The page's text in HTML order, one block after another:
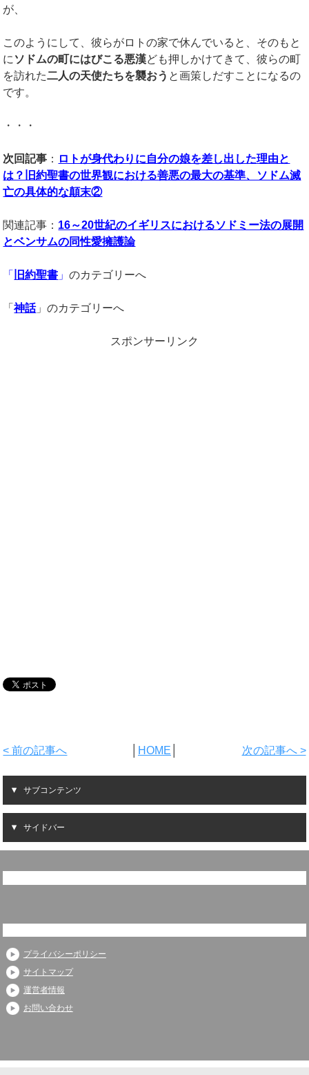
が、
このようにして、彼らがロトの家で休んでいると、そのもと
にソドムの町にはびこる悪漢ども押しかけてきて、彼らの町
を訪れた二人の天使たちを襲おう と画策しだすことになるの
です。
・・・
次回記事 ： ロトが身代わりに自分の娘を差し出した理由と
は？旧約聖書の世界観における善悪の最大の基準、ソドム滅
亡の具体的な顛末②
関連記事： 16～20世紀のイギリスにおけるソドミー法の展開
とベンサムの同性愛擁護論
「 旧約聖書 」のカテゴリーへ
「神話」のカテゴリーへ
スポンサーリンク
< 前の記事へ HOME 次の記事へ >
サブコンテンツ
サイドバー
プライバシーポリシー
サイトマップ
運営者情報
お問い合わせ